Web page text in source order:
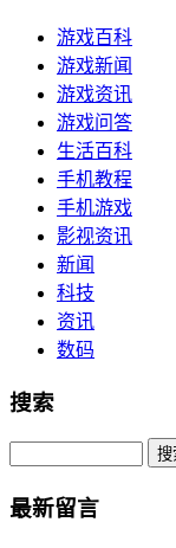
游戏百科
游戏新闻
游戏资讯
游戏问答
生活百科
手机教程
手机游戏
影视资讯
新闻
科技
资讯
数码
搜索
Search
最新留言